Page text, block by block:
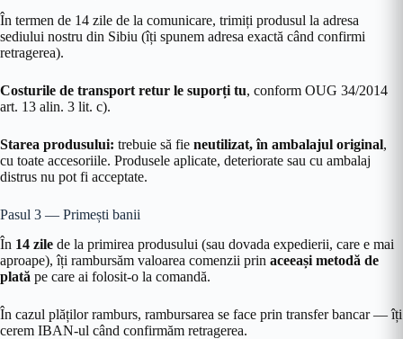
În termen de 14 zile de la comunicare, trimiți produsul la adresa
sediului nostru din Sibiu (îți spunem adresa exactă când confirmi
retragerea).
Costurile de transport retur le suporți tu, conform OUG 34/2014
art. 13 alin. 3 lit. c).
Starea produsului: trebuie să fie neutilizat, în ambalajul original,
cu toate accesoriile. Produsele aplicate, deteriorate sau cu ambalaj
distrus nu pot fi acceptate.
Pasul 3 — Primești banii
În 14 zile de la primirea produsului (sau dovada expedierii, care e mai
aproape), îți rambursăm valoarea comenzii prin aceeași metodă de
plată pe care ai folosit-o la comandă.
În cazul plăților ramburs, rambursarea se face prin transfer bancar — îți
cerem IBAN-ul când confirmăm retragerea.